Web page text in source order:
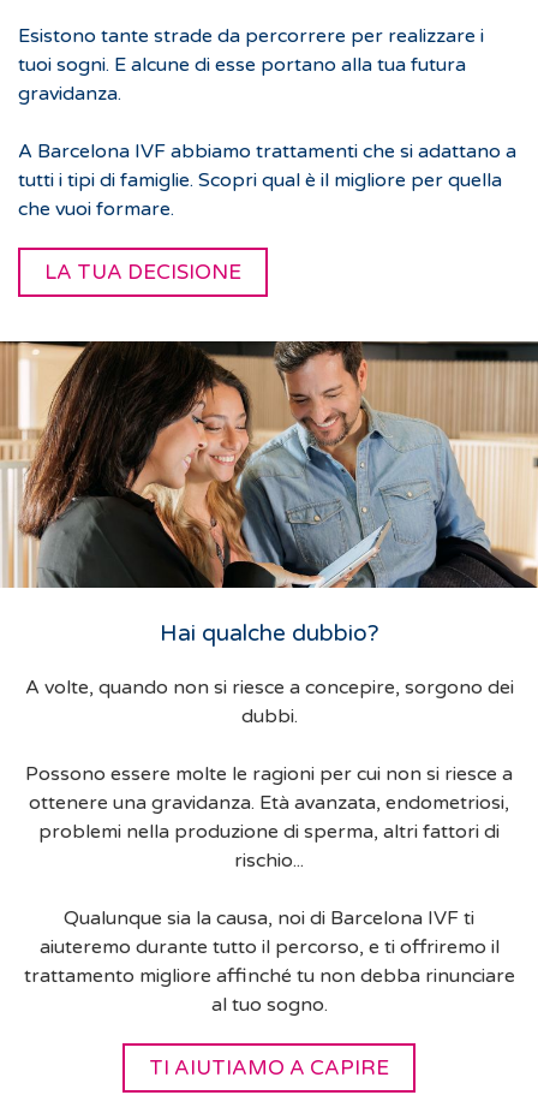
Esistono tante strade da percorrere per realizzare i
tuoi sogni. E alcune di esse portano alla tua futura
gravidanza.
A Barcelona IVF abbiamo trattamenti che si adattano a
tutti i tipi di famiglie. Scopri qual è il migliore per quella
che vuoi formare.
LA TUA DECISIONE
Hai qualche dubbio?
A volte, quando non si riesce a concepire, sorgono dei
dubbi.
Possono essere molte le ragioni per cui non si riesce a
ottenere una gravidanza. Età avanzata, endometriosi,
problemi nella produzione di sperma, altri fattori di
rischio...
Qualunque sia la causa, noi di Barcelona IVF ti
aiuteremo durante tutto il percorso, e ti offriremo il
trattamento migliore affinché tu non debba rinunciare
al tuo sogno.
TI AIUTIAMO A CAPIRE